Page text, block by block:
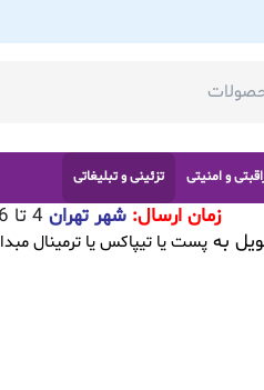
و امنیتی تزئینی و تبلیغاتی
زمان ارسال:شهر تهران 4 تا 6 ساعت کاری
بهپست یا تیپاکس یا ترمینال مبدا